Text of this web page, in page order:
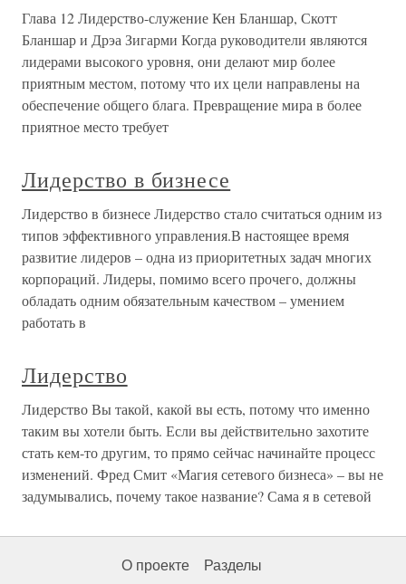
Глава 12 Лидерство-служение Кен Бланшар, Скотт
Бланшар и Дрэа Зигарми Когда руководители являются
лидерами высокого уровня, они делают мир более
приятным местом, потому что их цели направлены на
обеспечение общего блага. Превращение мира в более
приятное место требует
Лидерство в бизнесе
Лидерство в бизнесе Лидерство стало считаться одним из
типов эффективного управления.В настоящее время
развитие лидеров – одна из приоритетных задач многих
корпораций. Лидеры, помимо всего прочего, должны
обладать одним обязательным качеством – умением
работать в
Лидерство
Лидерство Вы такой, какой вы есть, потому что именно
таким вы хотели быть. Если вы действительно захотите
стать кем-то другим, то прямо сейчас начинайте процесс
изменений. Фред Смит «Магия сетевого бизнеса» – вы не
задумывались, почему такое название? Сама я в сетевой
О проекте Разделы